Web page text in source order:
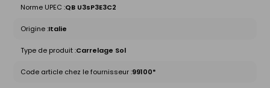
Norme UPEC :QB U3sP3E3C2
Origine :Italie
Type de produit :Carrelage Sol
Code article chez le fournisseur :99100*